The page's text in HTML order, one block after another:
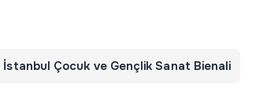
İstanbul Çocuk ve Gençlik Sanat Bienali